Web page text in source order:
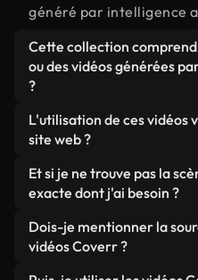
généré par intelligence
Cette collection
ou des vidéos générées
?
Les deux. Il s'agit d'une
composée de véritables
vidéos générées par IA.
clairement identifiée afin
toujours ce que vous
L'utilisation de ces
site web ?
Sauf si vous choisissez
Nous proposons des
ils conservent une
minimisant les temps de
améliorant des
Et si je ne trouve pas la
exacte dont j'ai besoin ?
Vous pouvez en créer
Coverr AI Studio. Il
Dois-je mentionner la
vidéos Coverr ?
Aucune attribution n'est